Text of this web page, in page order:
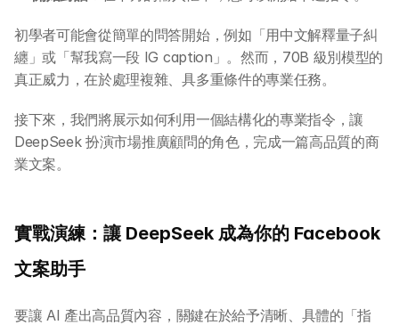
初學者可能會從簡單的問答開始，例如「用中文解釋量子糾
纏」或「幫我寫一段 IG caption」。然而，70B 級別模型的
真正威力，在於處理複雜、具多重條件的專業任務。
接下來，我們將展示如何利用一個結構化的專業指令，讓
DeepSeek 扮演市場推廣顧問的角色，完成一篇高品質的商
業文案。
實戰演練：讓 DeepSeek 成為你的 Facebook
文案助手
要讓 AI 產出高品質內容，關鍵在於給予清晰、具體的「指